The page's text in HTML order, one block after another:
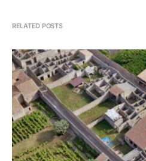
RELATED POSTS